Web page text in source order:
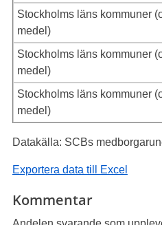
Stockholms läns kommuner
medel)
Stockholms läns kommuner
medel)
Stockholms läns kommuner
medel)
Datakälla: SCBs
Exportera data till Excel
Kommentar